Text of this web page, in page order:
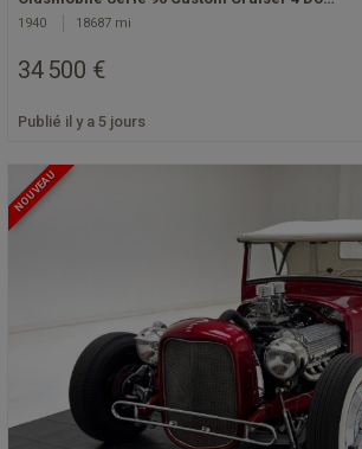
1940 18687 mi
34 500 €
Publié il y a 5 jours
NOUVEAU